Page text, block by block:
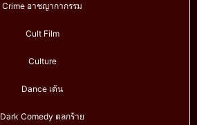
Crime อาชญากากรรม
Cult Film
Culture
Dance เต้น
Dark Comedy ตลกร้าย